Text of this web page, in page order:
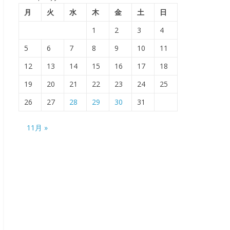
月
火 水 木 金 土
日
1
2 3
4
5
6 7 8 9 10
11
12
13 14 15 16 17
18
19
20 21 22 23 24
25
26
27 28 29 30 31
11月 »